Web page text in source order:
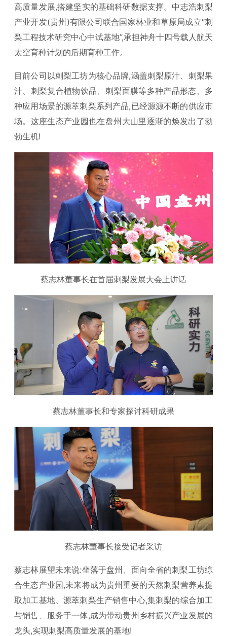
高质量发展,搭建坚实的基础科研数据支撑。中志浩刺梨
产业开发(贵州)有限公司联合国家林业和草原局成立“刺
梨工程技术研究中心中试基地”,承担神舟十四号载人航天
太空育种计划的后期育种工作。
目前公司以刺梨工坊为核心品牌,涵盖刺梨原汁、刺梨果
汁、刺梨复合植物饮品、刺梨面膜等多种产品形态、多
种应用场景的源萃刺梨系列产品,已经源源不断的供应市
场。这座生态产业园也在盘州大山里逐渐的焕发出了勃
勃生机!
蔡志林董事长在首届刺梨发展大会上讲话
蔡志林董事长和专家探讨科研成果
蔡志林董事长接受记者采访
蔡志林展望未来说:坐落于盘州、面向全省的刺梨工坊综
合生态产业园,未来将成为贵州重要的天然刺梨营养素提
取加工基地、源萃刺梨生产销售中心,集刺梨的综合加工
与销售、服务于一体,成为带动贵州乡村振兴产业发展的
龙头,实现刺梨高质量发展的基地!